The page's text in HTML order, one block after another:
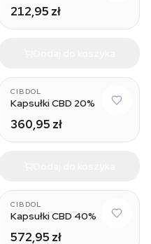
212,95 zł
CIBDOL
Kapsułki CBD 20%
360,95 zł
CIBDOL
Kapsułki CBD 40%
572,95 zł